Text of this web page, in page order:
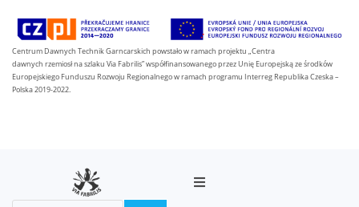
Centrum Dawnych Technik Garncarskich powstało w ramach projektu „Centra
dawnych rzemiosł na szlaku Via Fabrilis” współfinansowanego przez Unię Europejską ze środków
Europejskiego Funduszu Rozwoju Regionalnego w ramach programu Interreg Republika Czeska –
Polska 2019-2022.